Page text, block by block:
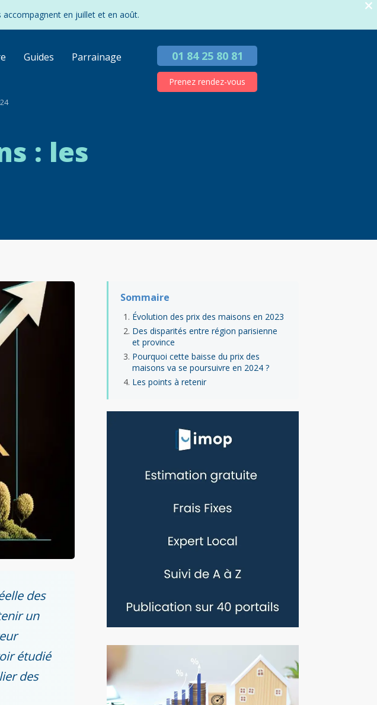
en juillet et en août.
Guides Parrainage 01 84 25 80 81
Prenez rendez-vous
: les
des
un
étudié
des
Sommaire
Évolution des prix des maisons en 2023
Des disparités entre région parisienne
et province
Pourquoi cette baisse du prix des
maisons va se poursuivre en 2024 ?
Les points à retenir